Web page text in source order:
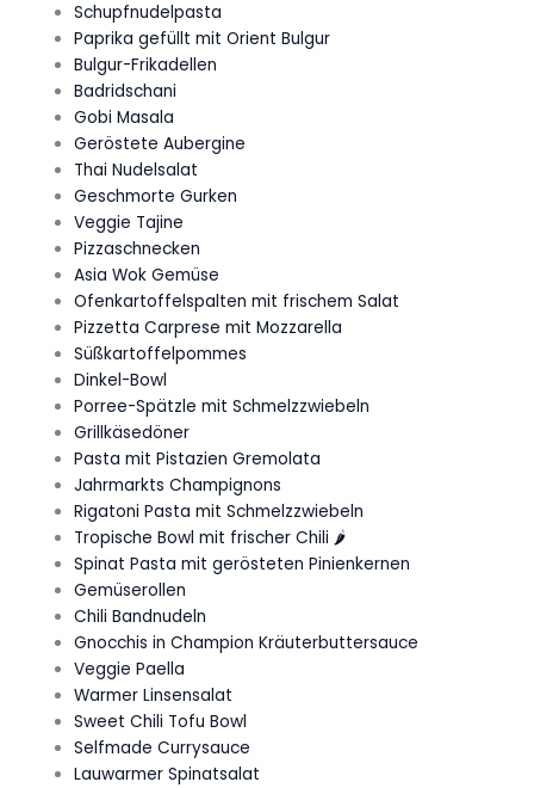
Schupfnudelpasta
Paprika gefüllt mit Orient Bulgur
Bulgur-Frikadellen
Badridschani
Gobi Masala
Geröstete Aubergine
Thai Nudelsalat
Geschmorte Gurken
Veggie Tajine
Pizzaschnecken
Asia Wok Gemüse
Ofenkartoffelspalten mit frischem Salat
Pizzetta Carprese mit Mozzarella
Süßkartoffelpommes
Dinkel-Bowl
Porree-Spätzle mit Schmelzzwiebeln
Grillkäsedöner
Pasta mit Pistazien Gremolata
Jahrmarkts Champignons
Rigatoni Pasta mit Schmelzzwiebeln
Tropische Bowl mit frischer Chili 🌶️
Spinat Pasta mit gerösteten Pinienkernen
Gemüserollen
Chili Bandnudeln
Gnocchis in Champion Kräuterbuttersauce
Veggie Paella
Warmer Linsensalat
Sweet Chili Tofu Bowl
Selfmade Currysauce
Lauwarmer Spinatsalat